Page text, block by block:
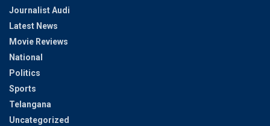
Journalist Audi
Latest News
Movie Reviews
National
Politics
Sports
Telangana
Uncategorized